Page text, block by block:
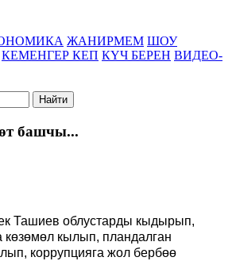
ЖАНИРМЕМ ШОУ
КЕМЕНГЕР КЕП КҮЧ БЕРЕН ВИДЕО-
Найти
башчы...
Ташиев облустарды кыдырып,
көзөмөл кылып, пландалган
коррупцияга жол бербөө